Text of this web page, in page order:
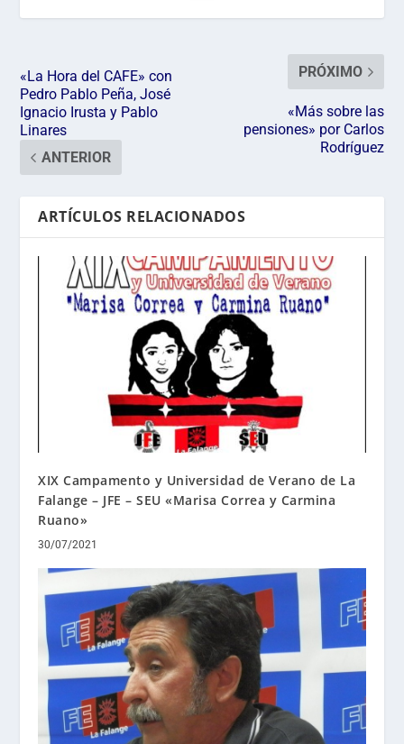
«La Hora del CAFE» con
Pedro Pablo Peña, José
Ignacio Irusta y Pablo
Linares
ANTERIOR
PRÓXIMO
«Más sobre las
pensiones» por Carlos
Rodríguez
ARTÍCULOS RELACIONADOS
XIX Campamento y Universidad de Verano de La
Falange – JFE – SEU «Marisa Correa y Carmina
Ruano»
30/07/2021